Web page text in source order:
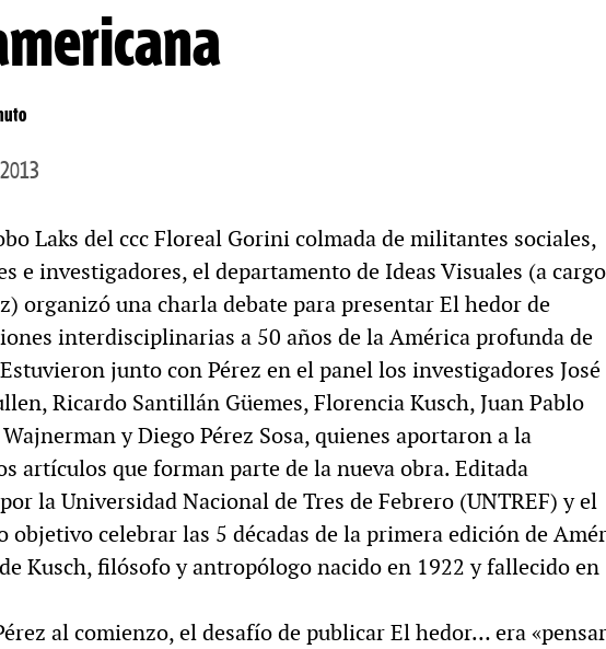
Laks del ccc Floreal Gorini colmada de militantes sociales,
e investigadores, el departamento de Ideas Visuales (a
organizó una charla debate para presentar El hedor de
interdisciplinarias a 50 años de la América profunda de
junto con Pérez en el panel los investigadores José
Ricardo Santillán Güemes, Florencia Kusch, Juan Pablo
y Diego Pérez Sosa, quienes aportaron a la
artículos que forman parte de la nueva obra. Editada
la Universidad Nacional de Tres de Febrero (UNTREF) y el
objetivo celebrar las 5 décadas de la primera edición de
Kusch, filósofo y antropólogo nacido en 1922 y fallecido en
al comienzo, el desafío de publicar El hedor… era